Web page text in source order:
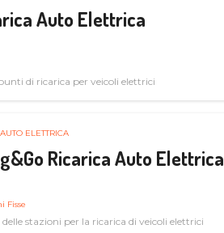
Auto Elettrica
di ricarica per veicoli elettrici
ELETTRICA
Ricarica Auto Elettrica
Fisse
stazioni per la ricarica di veicoli elettrici